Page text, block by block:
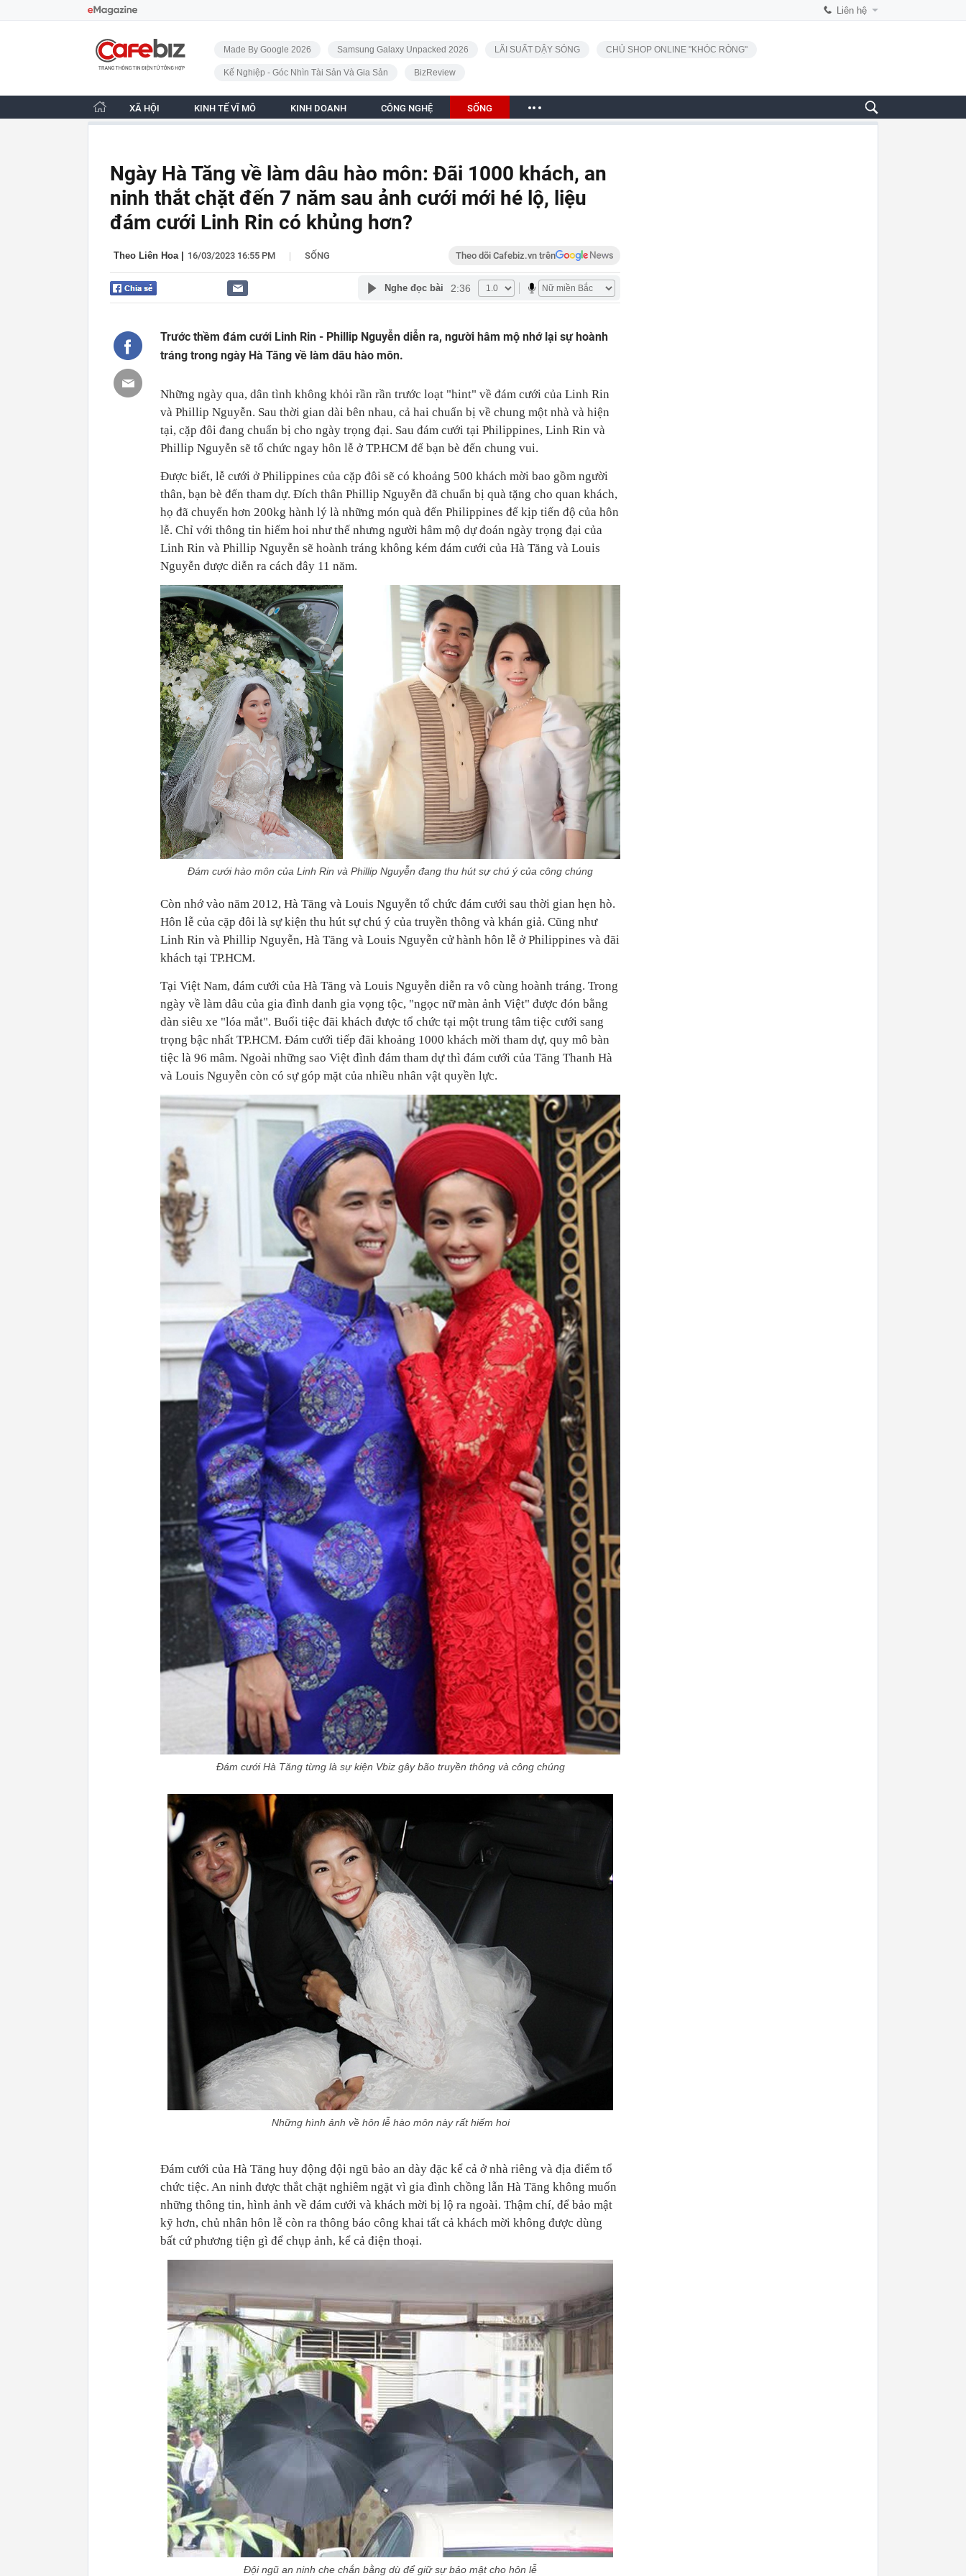
Liên hệ
CafeBiz - Trang chủ
Made By Google 2026 Samsung Galaxy Unpacked 2026 LÃI SUẤT DẬY SÓNG CHỦ SHOP ONLINE "KHÓC RÒNG"
Kế Nghiệp - Góc Nhìn Tài Sản Và Gia Sản BizReview
XÃ HỘI KINH TẾ VĨ MÔ KINH DOANH CÔNG NGHỆ SỐNG
Ngày Hà Tăng về làm dâu hào môn: Đãi 1000 khách, an
ninh thắt chặt đến 7 năm sau ảnh cưới mới hé lộ, liệu
đám cưới Linh Rin có khủng hơn?
Theo Liên Hoa| 16/03/2023 16:55 PM | SỐNG Theo dõi Cafebiz.vn trên
Nghe đọc bài 2:36
Trước thềm đám cưới Linh Rin - Phillip Nguyễn diễn ra, người hâm mộ nhớ lại sự hoành
tráng trong ngày Hà Tăng về làm dâu hào môn.
Những ngày qua, dân tình không khỏi rần rần trước loạt "hint" về đám cưới của Linh Rin
và Phillip Nguyễn. Sau thời gian dài bên nhau, cả hai chuẩn bị về chung một nhà và hiện
tại, cặp đôi đang chuẩn bị cho ngày trọng đại. Sau đám cưới tại Philippines, Linh Rin và
Phillip Nguyễn sẽ tổ chức ngay hôn lễ ở TP.HCM để bạn bè đến chung vui.
Được biết, lễ cưới ở Philippines của cặp đôi sẽ có khoảng 500 khách mời bao gồm người
thân, bạn bè đến tham dự. Đích thân Phillip Nguyễn đã chuẩn bị quà tặng cho quan khách,
họ đã chuyển hơn 200kg hành lý là những món quà đến Philippines để kịp tiến độ của hôn
lễ. Chỉ với thông tin hiếm hoi như thế nhưng người hâm mộ dự đoán ngày trọng đại của
Linh Rin và Phillip Nguyễn sẽ hoành tráng không kém đám cưới của Hà Tăng và Louis
Nguyễn được diễn ra cách đây 11 năm.
Đám cưới hào môn của Linh Rin và Phillip Nguyễn đang thu hút sự chú ý của công chúng
Còn nhớ vào năm 2012, Hà Tăng và Louis Nguyễn tổ chức đám cưới sau thời gian hẹn hò.
Hôn lễ của cặp đôi là sự kiện thu hút sự chú ý của truyền thông và khán giả. Cũng như
Linh Rin và Phillip Nguyễn, Hà Tăng và Louis Nguyễn cử hành hôn lễ ở Philippines và đãi
khách tại TP.HCM.
Tại Việt Nam, đám cưới của Hà Tăng và Louis Nguyễn diễn ra vô cùng hoành tráng. Trong
ngày về làm dâu của gia đình danh gia vọng tộc, "ngọc nữ màn ảnh Việt" được đón bằng
dàn siêu xe "lóa mắt". Buổi tiệc đãi khách được tổ chức tại một trung tâm tiệc cưới sang
trọng bậc nhất TP.HCM. Đám cưới tiếp đãi khoảng 1000 khách mời tham dự, quy mô bàn
tiệc là 96 mâm. Ngoài những sao Việt đình đám tham dự thì đám cưới của Tăng Thanh Hà
và Louis Nguyễn còn có sự góp mặt của nhiều nhân vật quyền lực.
Đám cưới Hà Tăng từng là sự kiện Vbiz gây bão truyền thông và công chúng
Những hình ảnh về hôn lễ hào môn này rất hiếm hoi
Đám cưới của Hà Tăng huy động đội ngũ bảo an dày đặc kể cả ở nhà riêng và địa điểm tổ
chức tiệc. An ninh được thắt chặt nghiêm ngặt vì gia đình chồng lẫn Hà Tăng không muốn
những thông tin, hình ảnh về đám cưới và khách mời bị lộ ra ngoài. Thậm chí, để bảo mật
kỹ hơn, chủ nhân hôn lễ còn ra thông báo công khai tất cả khách mời không được dùng
bất cứ phương tiện gì để chụp ảnh, kể cả điện thoại.
Đội ngũ an ninh che chắn bằng dù để giữ sự bảo mật cho hôn lễ